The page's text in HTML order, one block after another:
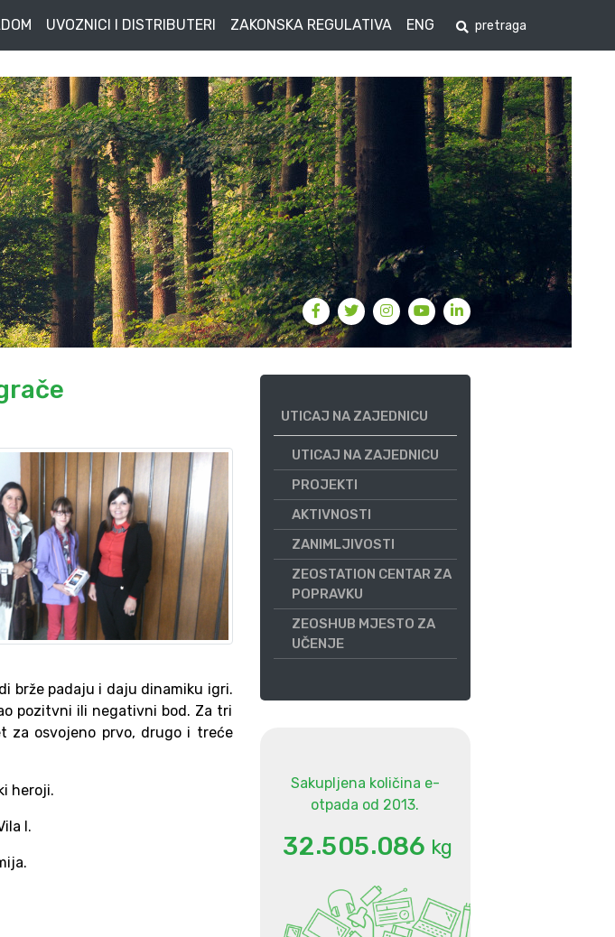
UVOZNICI I DISTRIBUTERI ZAKONSKA REGULATIVA ENG
brže padaju i daju dinamiku igri.
pozitvni ili negativni bod. Za tri
za osvojeno prvo, drugo i treće
heroji.
I.
UTICAJ NA ZAJEDNICU
UTICAJ NA ZAJEDNICU
PROJEKTI
AKTIVNOSTI
ZANIMLJIVOSTI
ZEOSTATION CENTAR ZA
POPRAVKU
ZEOSHUB MJESTO ZA
UČENJE
Sakupljena količina e-
otpada od 2013.
32.505.086 kg